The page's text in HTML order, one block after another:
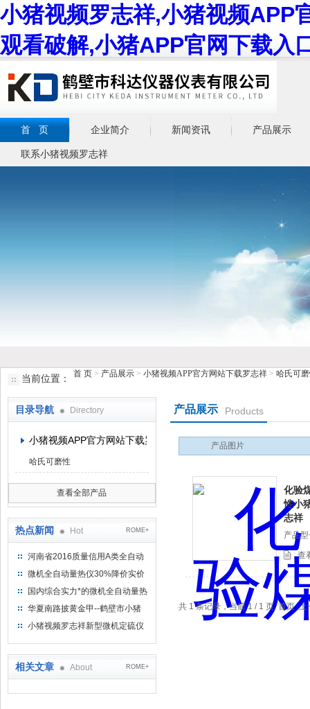
小猪视频罗志祥,小猪视频APP
观看破解,小猪APP官网下载入
鹤壁市小猪视频罗志祥仪器仪表有限公司
首 页 企业简介 新闻资讯 产品展示
联系小猪视频罗志祥
当前位置： 首 页 > 产品展示 > 小猪视频APP官方网站下载罗志祥 > 哈氏可
目录导航 Directory
小猪视频APP官方网站下载罗志祥
哈氏可磨性
查看全部产品
热点新闻 Hot ROME+
河南省2016质量信用A类全自动
量热仪
微机全自动量热仪30%降价实价
出售
国内综合实力*的微机全自动量热
仪制造企业
华夏南路披黄金甲--鹤壁市小猪
视频罗志祥仪器仪表有限公司
小猪视频罗志祥新型微机定硫仪
相关文章 About ROME+
产品展示 Products
产品图片
化验
性小
志祥
产品型
查
共 1 条记录，当前 1 / 1 页 首页